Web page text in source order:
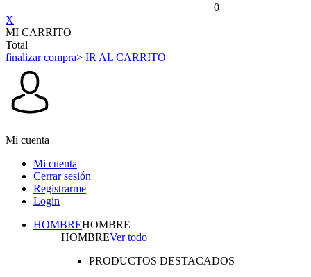
0
X
MI CARRITO
Total
finalizar compra> IR AL CARRITO
Mi cuenta
Mi cuenta
Cerrar sesión
Registrarme
Login
HOMBREHOMBRE
HOMBREVer todo
PRODUCTOS DESTACADOS